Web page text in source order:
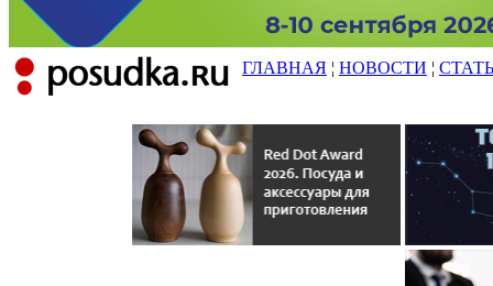
ГЛАВНАЯ ¦ НОВОСТИ ¦